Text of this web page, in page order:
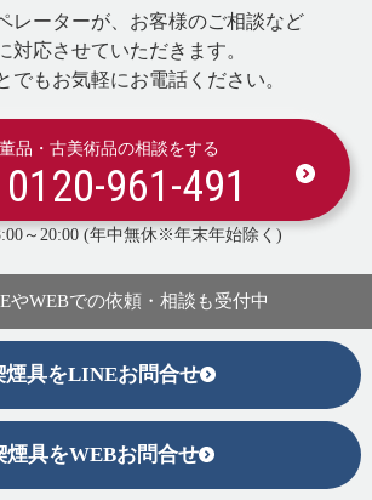
レーターが、お客様のご相談など
対応させていただきます。
でもお気軽にお電話ください。
品・古美術品の相談をする
0120-961-491
～20:00 (年中無休※年末年始除く)
やWEBでの依頼・相談も受付中
煙具をLINEお問合せ
煙具をWEBお問合せ